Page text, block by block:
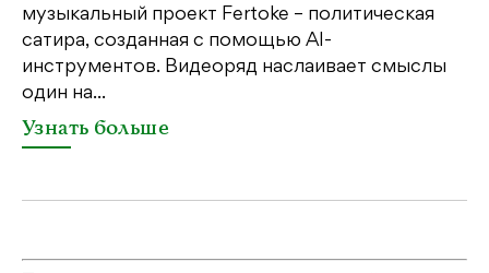
музыкальный проект Fertoke – политическая
сатира, созданная с помощью AI-
инструментов. Видеоряд наслаивает смыслы
один на...
Узнать больше